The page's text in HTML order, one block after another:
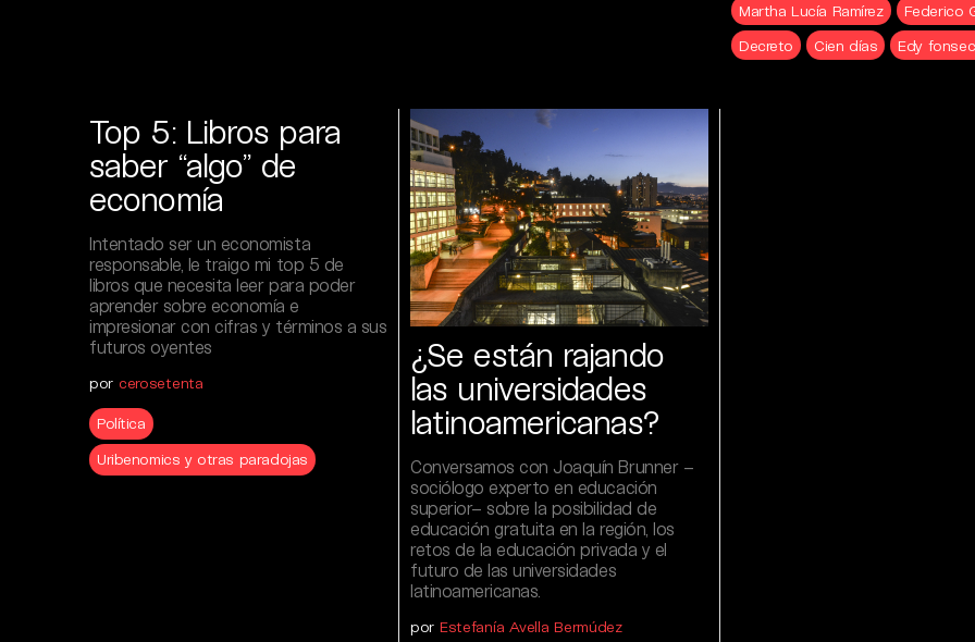
Martha Lucía Ramírez
Federico
Decreto
Cien días Edy
Top 5: Libros para
saber “algo” de
economía
Intentado ser un economista
responsable, le traigo mi top 5 de
libros que necesita leer para poder
aprender sobre economía e
impresionar con cifras y términos a sus
futuros oyentes
por cerosetenta
Política
Uribenomics y otras paradojas
¿Se están rajando
las universidades
latinoamericanas?
Conversamos con Joaquín Brunner –
sociólogo experto en educación
superior– sobre la posibilidad de
educación gratuita en la región, los
retos de la educación privada y el
futuro de las universidades
latinoamericanas.
por Estefanía Avella Bermúdez